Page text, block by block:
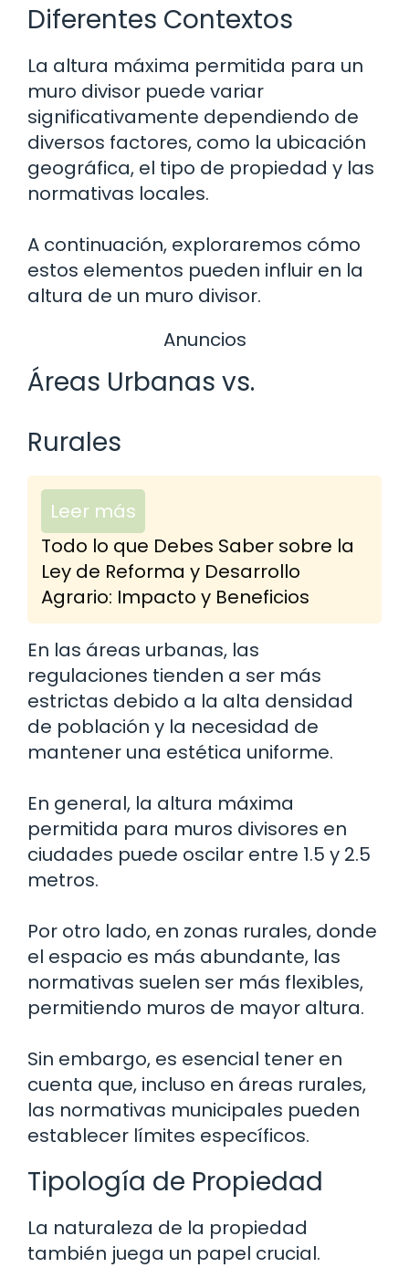
Diferentes Contextos
La altura máxima permitida para un
muro divisor puede variar
significativamente dependiendo de
diversos factores, como la ubicación
geográfica, el tipo de propiedad y las
normativas locales.
A continuación, exploraremos cómo
estos elementos pueden influir en la
altura de un muro divisor.
Anuncios
Áreas Urbanas vs.
Rurales
Leer más
Todo lo que Debes Saber sobre la
Ley de Reforma y Desarrollo
Agrario: Impacto y Beneficios
En las áreas urbanas, las
regulaciones tienden a ser más
estrictas debido a la alta densidad
de población y la necesidad de
mantener una estética uniforme.
En general, la altura máxima
permitida para muros divisores en
ciudades puede oscilar entre 1.5 y 2.5
metros.
Por otro lado, en zonas rurales, donde
el espacio es más abundante, las
normativas suelen ser más flexibles,
permitiendo muros de mayor altura.
Sin embargo, es esencial tener en
cuenta que, incluso en áreas rurales,
las normativas municipales pueden
establecer límites específicos.
Tipología de Propiedad
La naturaleza de la propiedad
también juega un papel crucial.